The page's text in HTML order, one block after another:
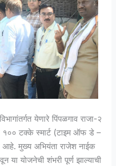
येणारे पिंपळगाव राजा-२
१०० टक्के स्मार्ट (टाइम ऑफ डे –
मुख्य अभियंता राजेश नाईक
या योजनेची शंभरी पूर्ण झाल्याची